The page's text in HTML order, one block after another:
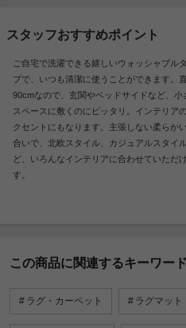
スタッフおすすめポイント
ご自宅で洗濯できる嬉しいウォッシャブル
プで、いつも清潔に使うことができます。
90cmなので、玄関やベッドサイドなど、小
スペースに敷くのにピッタリ。インテリア
クセントにもなります。主張しない柔らか
合いで、北欧スタイル、カジュアルスタイ
ど、いろんなインテリアに合わせていただ
す。
この商品に関連するキーワード
ラグ・カーペット ラグマット